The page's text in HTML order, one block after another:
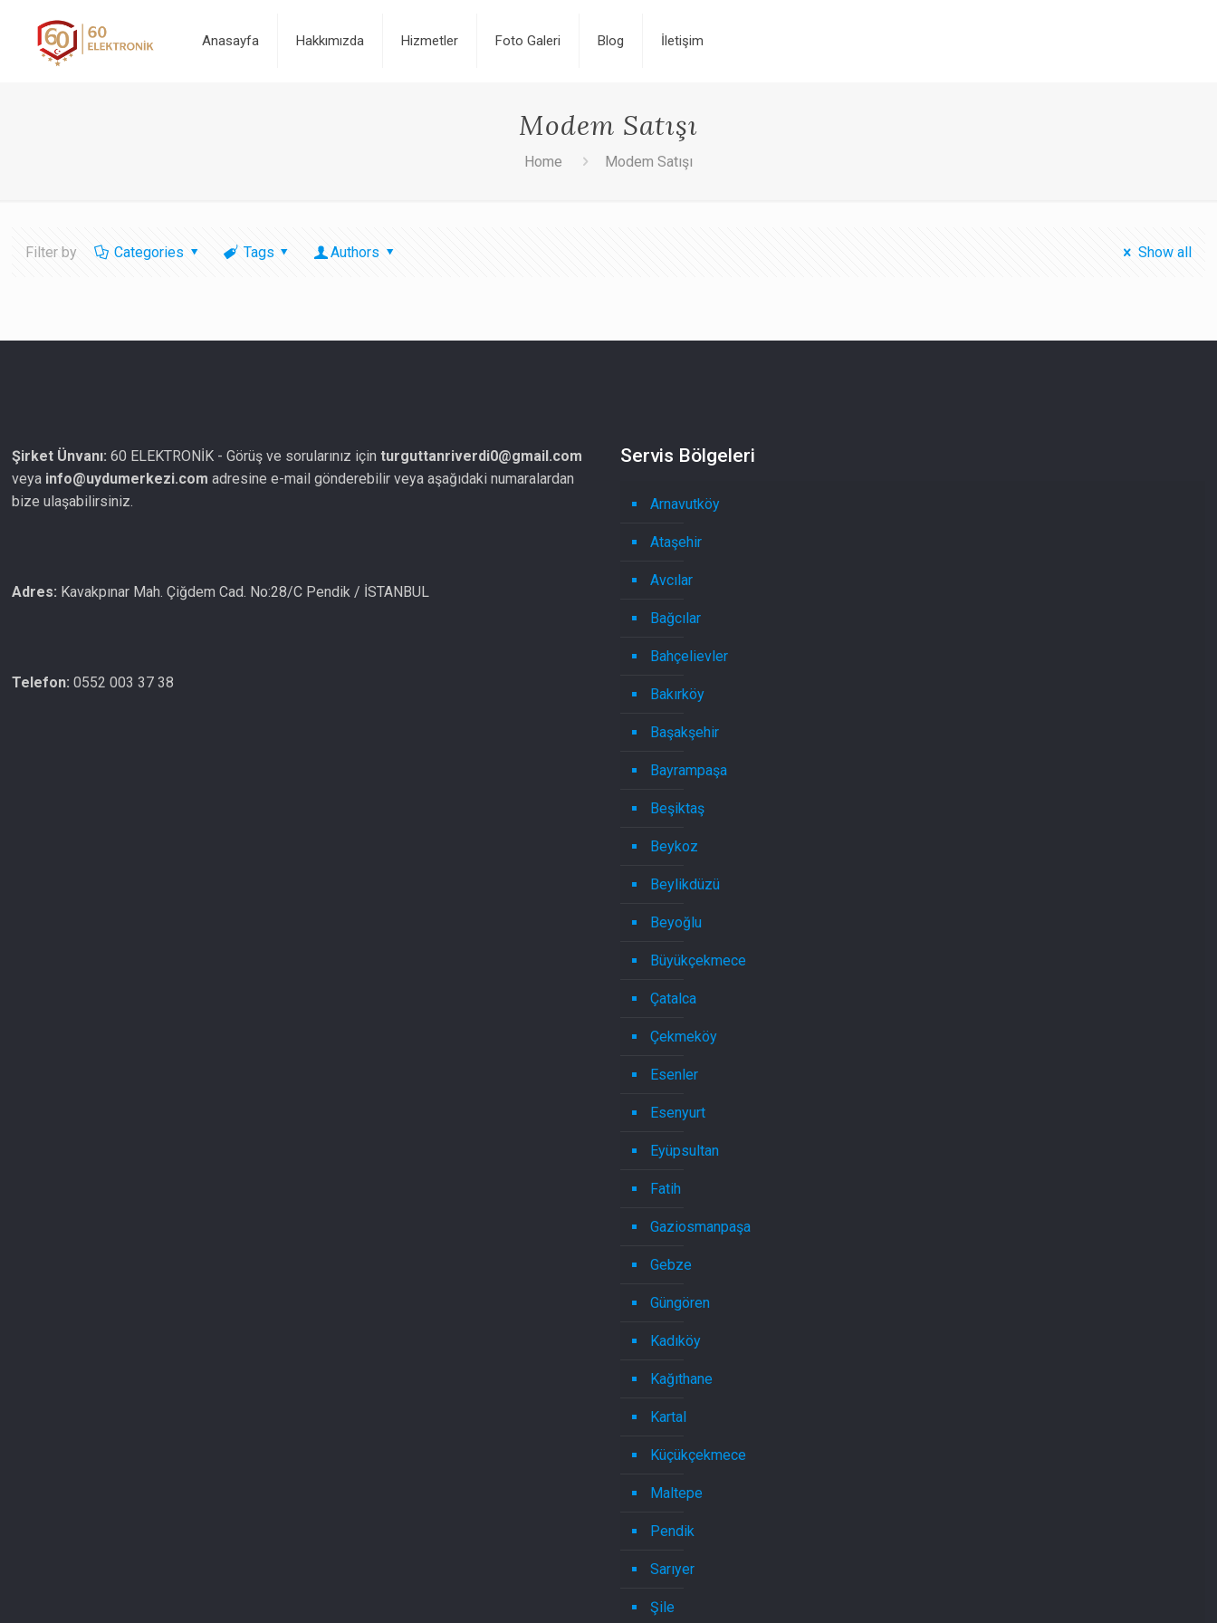
Anasayfa Hakkımızda Hizmetler Foto Galeri Blog İletişim
Modem Satışı
Home Modem Satışı
Filter by Categories Tags Authors Show all
Şirket Ünvanı: 60 ELEKTRONİK - Görüş ve sorularınız içinturguttanriverdi0@gmail.com
veya info@uydumerkezi.com adresine e-mail gönderebilir veya aşağıdaki numaralardan
bize ulaşabilirsiniz.
Adres: Kavakpınar Mah. Çiğdem Cad. No:28/C Pendik / İSTANBUL
Telefon: 0552 003 37 38
Servis Bölgeleri
Arnavutköy
Ataşehir
Avcılar
Bağcılar
Bahçelievler
Bakırköy
Başakşehir
Bayrampaşa
Beşiktaş
Beykoz
Beylikdüzü
Beyoğlu
Büyükçekmece
Çatalca
Çekmeköy
Esenler
Esenyurt
Eyüpsultan
Fatih
Gaziosmanpaşa
Gebze
Güngören
Kadıköy
Kağıthane
Kartal
Küçükçekmece
Maltepe
Pendik
Sarıyer
Şile